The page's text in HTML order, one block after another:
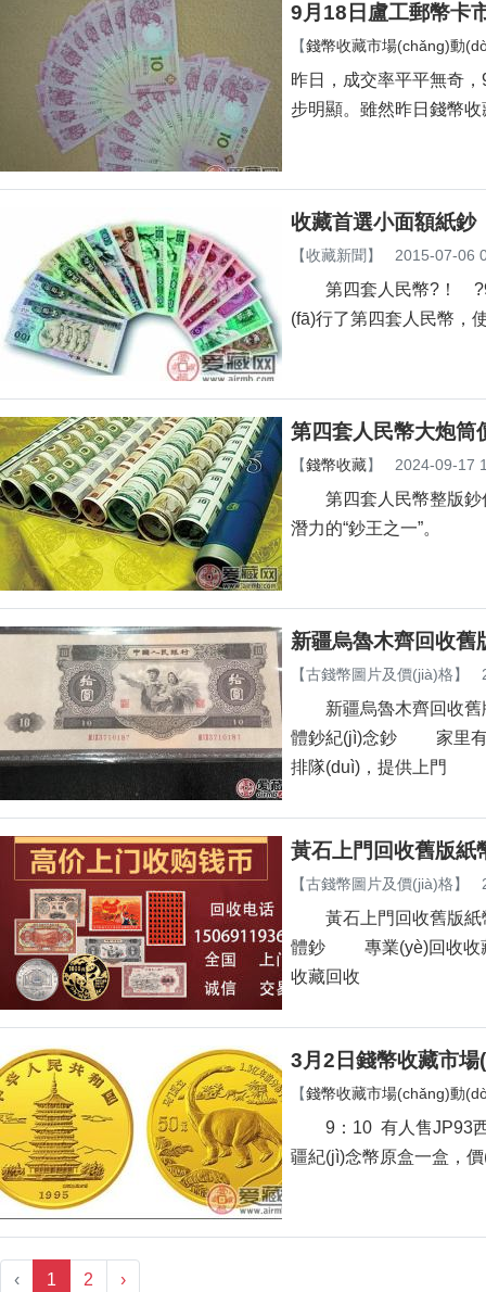
9月18日盧工郵幣卡
【錢幣收藏市場(chǎng)動
昨日，成交率平平無奇
步明顯。雖然昨日錢
收藏首選小面額紙鈔
【收藏新聞 】 2015-07-06
第四套人民幣?！
(fā)行了第四套人民幣，
第四套人民幣大炮筒
【錢幣收藏】 2024-09-17
第四套人民幣整版鈔俗
潛力的“鈔王之一”。
新疆烏魯木齊回收舊
【古錢幣圖片及價(jià)格】
新疆烏魯木齊回收舊
體鈔紀(jì)念鈔 家里有舊
排隊(duì)，提供上門
黃石上門回收舊版紙
【古錢幣圖片及價(jià)格】
黃石上門回收舊版紙
體鈔 專業(yè)回收收藏
收藏回收
3月2日錢幣收藏市
【錢幣收藏市場(chǎng)動
9：10 有人售JP93西
疆紀(jì)念幣原盒一盒
‹ 1 2 ›